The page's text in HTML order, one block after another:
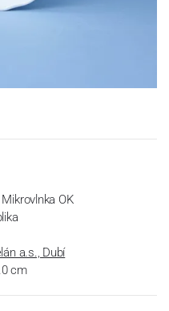
OK
a.s., Dubí
cm